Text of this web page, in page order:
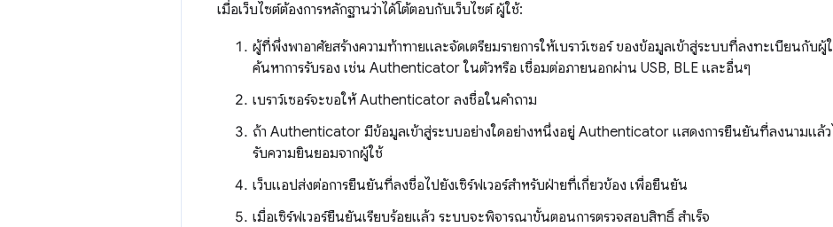
เมื่อเว็บไซต์ต้องการหลักฐานว่าได้โต้ตอบกับเว็บไซต์ ผู้ใช้:
ผู้ที่พึ่งพาอาศัยสร้างความท้าทายและจัดเตรียมรายการให้เบราว์เซอร์ ของข้อมูลเข้าสู่ระบบที่ลงทะเบียนกับผู้
ค้นหาการรับรอง เช่น Authenticator ในตัวหรือ เชื่อมต่อภายนอกผ่าน USB, BLE และอื่นๆ
เบราว์เซอร์จะขอให้ Authenticator ลงชื่อในคำถาม
ถ้า Authenticator มีข้อมูลเข้าสู่ระบบอย่างใดอย่างหนึ่งอยู่ Authenticator แสดงการยืนยันที่ลงนามแล้ว
รับความยินยอมจากผู้ใช้
เว็บแอปส่งต่อการยืนยันที่ลงชื่อไปยังเซิร์ฟเวอร์สำหรับฝ่ายที่เกี่ยวข้อง เพื่อยืนยัน
เมื่อเซิร์ฟเวอร์ยืนยันเรียบร้อยแล้ว ระบบจะพิจารณาขั้นตอนการตรวจสอบสิทธิ์ สำเร็จ